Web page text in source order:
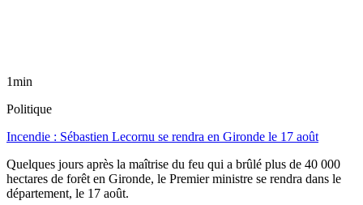
1min
Politique
Incendie : Sébastien Lecornu se rendra en Gironde le 17 août
Quelques jours après la maîtrise du feu qui a brûlé plus de 40 000
hectares de forêt en Gironde, le Premier ministre se rendra dans le
département, le 17 août.